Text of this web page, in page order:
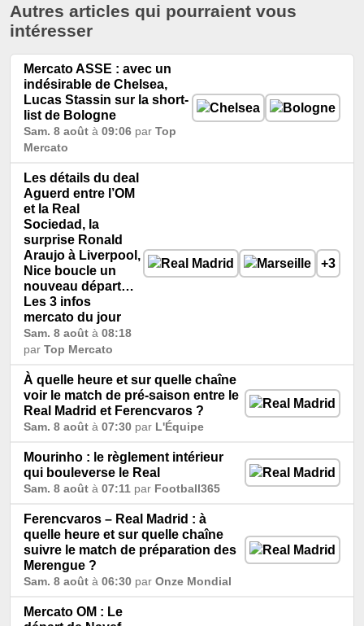
Autres articles qui pourraient vous
intéresser
Mercato ASSE : avec un
indésirable de Chelsea,
Lucas Stassin sur la short-
list de Bologne
Sam. 8 août à 09:06 par Top
Mercato
Les détails du deal
Aguerd entre l’OM
et la Real
Sociedad, la
surprise Ronald
Araujo à Liverpool,
Nice boucle un
nouveau départ…
Les 3 infos
mercato du jour
Sam. 8 août à 08:18
par Top Mercato
+3
À quelle heure et sur quelle chaîne
voir le match de pré-saison entre le
Real Madrid et Ferencvaros ?
Sam. 8 août à 07:30 par L'Équipe
Mourinho : le règlement intérieur
qui bouleverse le Real
Sam. 8 août à 07:11 par Football365
Ferencvaros – Real Madrid : à
quelle heure et sur quelle chaîne
suivre le match de préparation des
Merengue ?
Sam. 8 août à 06:30 par Onze Mondial
Mercato OM : Le